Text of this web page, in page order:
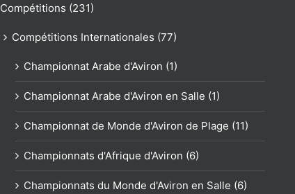
Compétitions (231)
Compétitions Internationales (77)
Championnat Arabe d'Aviron (1)
Championnat Arabe d'Aviron en Salle (1)
Championnat de Monde d'Aviron de Plage (11)
Championnats d'Afrique d'Aviron (6)
Championnats du Monde d'Aviron en Salle (6)